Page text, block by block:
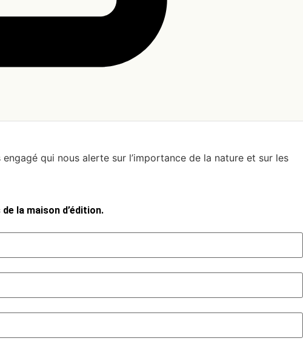
qui nous alerte sur l’importance de la nature et sur les
la maison d’édition.